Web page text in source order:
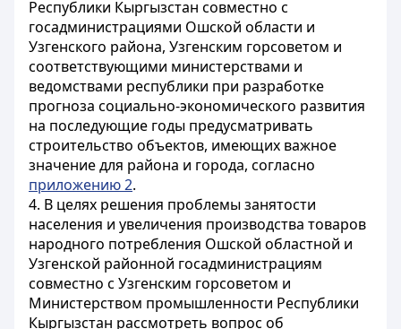
Республики Кыргызстан совместно с
госадминистрациями Ошской области и
Узгенского района, Узгенским горсоветом и
соответствующими министерствами и
ведомствами республики при разработке
прогноза социально-экономического развития
на последующие годы предусматривать
строительство объектов, имеющих важное
значение для района и города, согласно
приложению 2.
4. В целях решения проблемы занятости
населения и увеличения производства товаров
народного потребления Ошской областной и
Узгенской районной госадминистрациям
совместно с Узгенским горсоветом и
Министерством промышленности Республики
Кыргызстан рассмотреть вопрос об